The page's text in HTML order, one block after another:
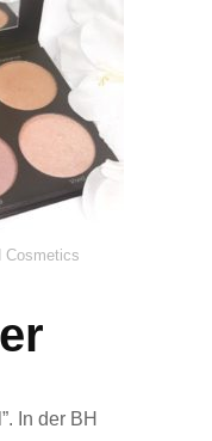
Cosmetics
In der BH